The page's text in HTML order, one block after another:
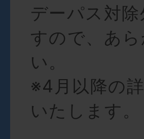
デーパス対
すので、あ
い。
※4月以降の
いたします。